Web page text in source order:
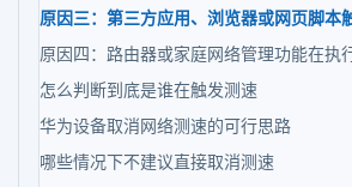
原因三：第三方应用、浏览器或网页脚本
原因四：路由器或家庭网络管理功能在执
怎么判断到底是谁在触发测速
华为设备取消网络测速的可行思路
哪些情况下不建议直接取消测速